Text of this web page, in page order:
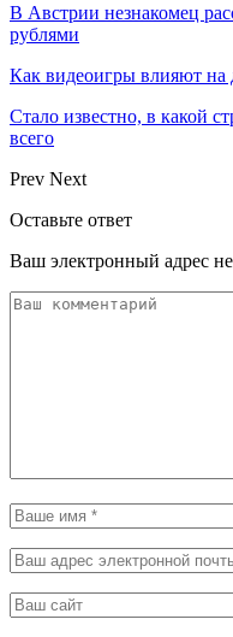
В Австрии незнакомец
рублями
Как видеоигры влияют на
Стало известно, в какой
всего
Prev Next
Оставьте ответ
Ваш электронный адрес